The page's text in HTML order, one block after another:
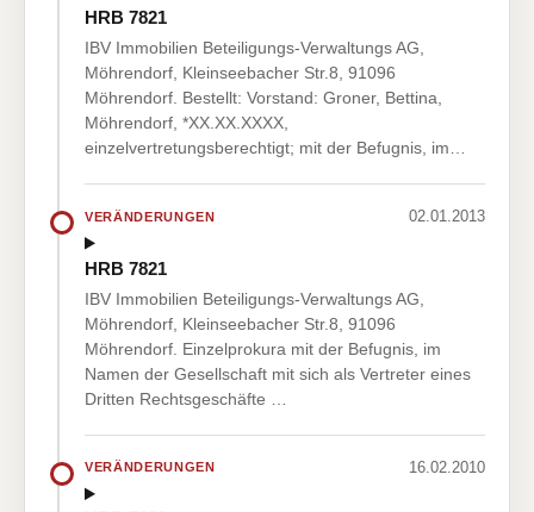
HRB 7821
IBV Immobilien Beteiligungs-Verwaltungs AG,
Möhrendorf, Kleinseebacher Str.8, 91096
Möhrendorf. Bestellt: Vorstand: Groner, Bettina,
Möhrendorf, *XX.XX.XXXX,
einzelvertretungsberechtigt; mit der Befugnis, im…
VERÄNDERUNGEN 02.01.2013
HRB 7821
IBV Immobilien Beteiligungs-Verwaltungs AG,
Möhrendorf, Kleinseebacher Str.8, 91096
Möhrendorf. Einzelprokura mit der Befugnis, im
Namen der Gesellschaft mit sich als Vertreter eines
Dritten Rechtsgeschäfte …
VERÄNDERUNGEN 16.02.2010